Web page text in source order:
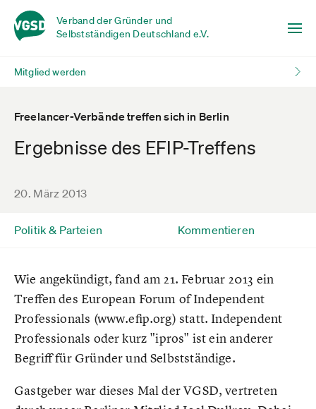
Verband der Gründer und
Selbstständigen Deutschland e.V.
Mitglied werden
Freelancer-Verbände treffen sich in Berlin
Ergebnisse des EFIP-Treffens
20. März 2013
Politik & Parteien Kommentieren
Wie angekündigt, fand am 21. Februar 2013 ein
Treffen des European Forum of Independent
Professionals (www.efip.org) statt. Independent
Professionals oder kurz "ipros" ist ein anderer
Begriff für Gründer und Selbstständige.
Gastgeber war dieses Mal der VGSD, vertreten